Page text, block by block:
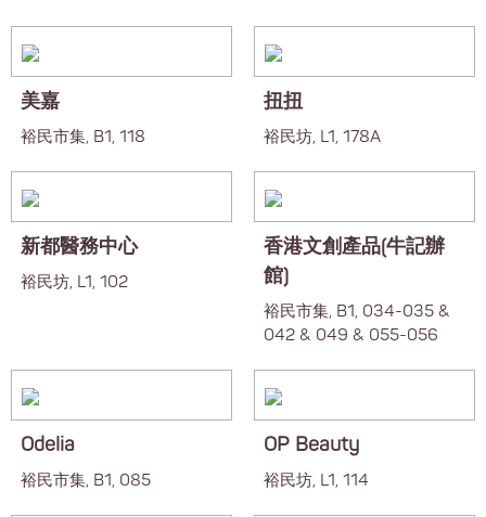
美嘉
裕民市集, B1, 118
扭扭
裕民坊, L1, 178A
新都醫務中心
裕民坊, L1, 102
香港文創產品(牛記辦
館)
裕民市集, B1, 034-035 &
042 & 049 & 055-056
Odelia
裕民市集, B1, 085
OP Beauty
裕民坊, L1, 114